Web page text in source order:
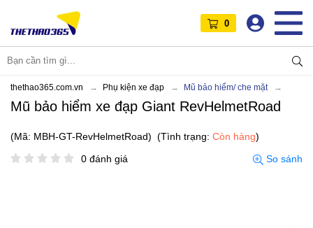
0
thethao365.com.vn Phụ kiện xe đạp Mũ bảo hiểm/ che mặt
Mũ bảo hiểm xe đạp Giant RevHelmetRoad
(Mã: MBH-GT-RevHelmetRoad) (Tình trạng: Còn hàng)
0 đánh giá
So sánh